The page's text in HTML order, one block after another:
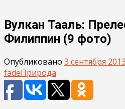
Вулкан Тааль:
Филиппин (9 фото)
Опубликовано 3 сентября 2013
fadeПрирода